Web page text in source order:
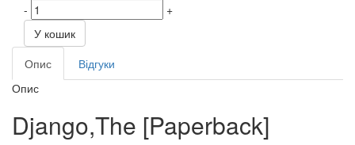
-
+
У кошик
Опис
Відгуки
Опис
Django,The [Paperback]